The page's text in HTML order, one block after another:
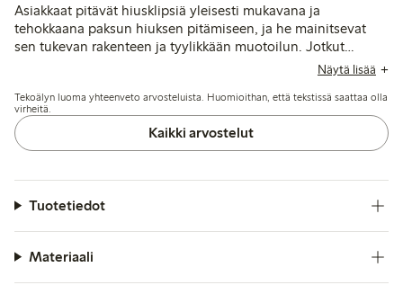
Asiakkaat pitävät hiusklipsiä yleisesti mukavana ja
tehokkaana paksun hiuksen pitämiseen, ja he mainitsevat
sen tukevan rakenteen ja tyylikkään muotoilun. Jotkut
toteavat, että se ei välttämättä sovi hyvin pitkille, ohuille
mutta kokonaisuutena se vastaa odotuksia koon ja
kestävyyden suhteen.
Näytä lisää
Tekoälyn luoma yhteenveto arvosteluista. Huomioithan, että tekstissä saattaa olla
virheitä.
Kaikki arvostelut
Tuotetiedot
Materiaali